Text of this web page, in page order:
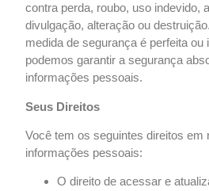
contra perda, roubo, uso indevido,
divulgação, alteração ou
medida de segurança é perfeita ou
podemos garantir a segurança
informações pessoais.
Seus Direitos
Você tem os seguintes direitos em
informações pessoais:
O direito de acessar e